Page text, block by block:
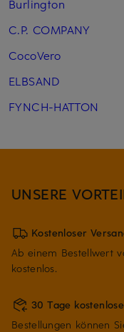
Burlington
C.P. COMPANY
CocoVero
ELBSAND
FYNCH-HATTON
UNSERE
Kostenloser
Ab einem Bestellwert
kostenlos.
30 Tage
Bestellungen können